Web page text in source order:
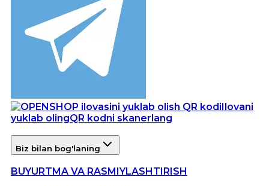
Ilovani
yuklab olingQR kodni skanerlang
Biz bilan bog'laning
BUYURTMA VA RASMIYLASHTIRISH